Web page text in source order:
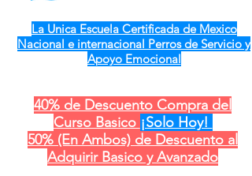
La Unica Escuela Certificada de Mexico
Nacional e internacional Perros de Servicio y
Apoyo Emocional
40% de Descuento Compra del
Curso Basico ¡Solo Hoy!
50% (En Ambos) de Descuento al
Adquirir Basico y Avanzado